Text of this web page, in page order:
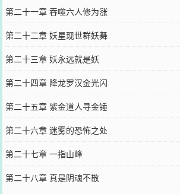
第二十一章 吞噬六人修为涨
第二十二章 妖星现世群妖舞
第二十三章 妖永远就是妖
第二十四章 降龙罗汉金光闪
第二十五章 紫金道人寻金锤
第二十六章 迷雾的恐怖之处
第二十七章 一指山峰
第二十八章 真是阴魂不散